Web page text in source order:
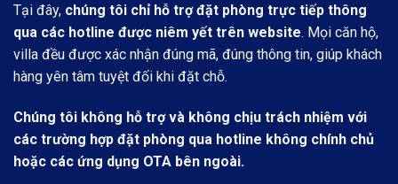
Tại đây, chúng tôi chỉ hỗ trợ đặt phòng trực tiếp thông
qua các hotline được niêm yết trên website. Mọi căn hộ,
villa đều được xác nhận đúng mã, đúng thông tin, giúp khách
hàng yên tâm tuyệt đối khi đặt chỗ.
Chúng tôi không hỗ trợ và không chịu trách nhiệm với
các trường hợp đặt phòng qua hotline không chính chủ
hoặc các ứng dụng OTA bên ngoài.